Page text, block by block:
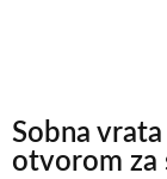
Sobna
otvorom za